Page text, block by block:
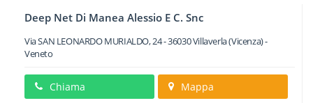
Deep Net Di Manea Alessio E C. Snc
Via SAN LEONARDO MURIALDO, 24-36030Villaverla(Vicenza) -
Veneto
Chiama Mappa